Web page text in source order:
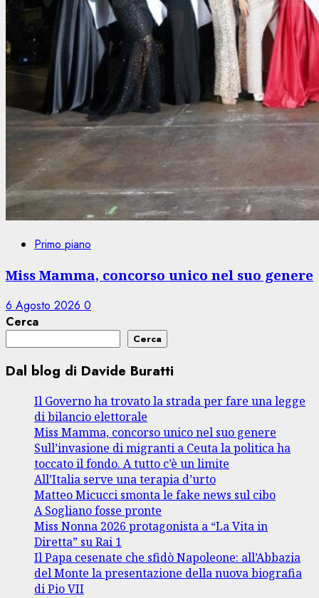
Primo piano
Miss Mamma, concorso unico nel suo genere
6 Agosto 2026 0
Cerca
Cerca
Dal blog di Davide Buratti
Il Governo ha trovato la strada per fare una legge
di bilancio elettorale
Miss Mamma, concorso unico nel suo genere
Sull’invasione di migranti a Ceuta la politica ha
toccato il fondo. A tutto c’è un limite
All’Italia serve una terapia d’urto
Matteo Micucci smonta le fake news sul cibo
A Sogliano fosse pronte
Miss Nonna 2026 protagonista a “La Vita in
Diretta” su Rai 1
Il Papa cesenate che sfidò Napoleone: all’Abbazia
del Monte la presentazione della nuova biografia
di Pio VII